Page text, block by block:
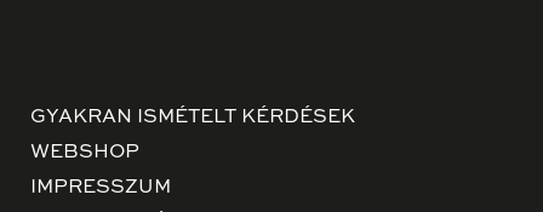
GYAKRAN ISMÉTELT KÉRDÉSEK
WEBSHOP
IMPRESSZUM